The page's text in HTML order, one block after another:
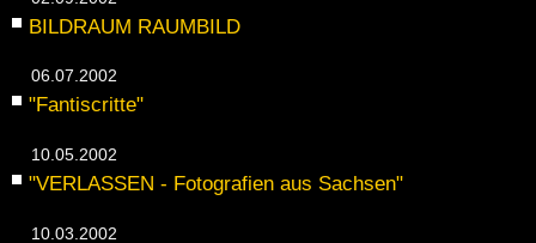
BILD­RAUM RAUM­BILD
06.07.2002
"Fan­tis­crit­te"
10.05.2002
"VER­LAS­SEN - Fo­to­gra­fi­en aus Sach­sen"
10.03.2002